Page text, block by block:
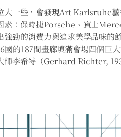
大一些，會發現Art Karlsruhe藝
素：保時捷Porsche、賓士
強勁的消費力與追求美學品味
國的187間畫廊填滿會場四個巨
師李希特（Gerhard Richter,